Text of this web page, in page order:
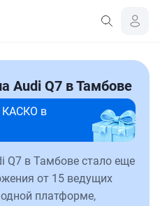
Audi Q7 в Тамбове
КАСКО в
в Тамбове стало еще
от 15 ведущих
платформе,